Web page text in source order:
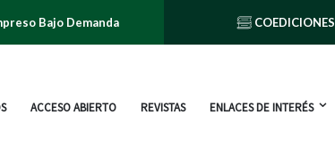
Bajo Demanda COEDICIONES
ACCESO ABIERTO REVISTAS ENLACES DE INTERÉS